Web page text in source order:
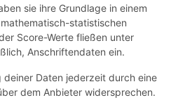
sie ihre Grundlage in einem
statistischen
Score-Werte fließen unter
Anschriftendaten ein.
deiner Daten jederzeit durch eine
dem Anbieter widersprechen.